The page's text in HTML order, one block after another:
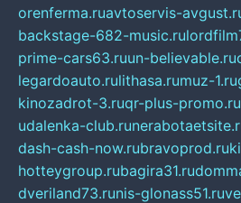
orenferma.ruavtoservis-
backstage-682-music.ru
prime-cars63.ruun-believable.ru
legardoauto.rulithasa.rumuz-1.ru
kinozadrot-3.ruqr-plus-promo.ru
udalenka-club.ru
dash-cash-now.rubravoprod.ru
hotteygroup.rubagira31.ru
dveriland73.runis-glonass51.ru